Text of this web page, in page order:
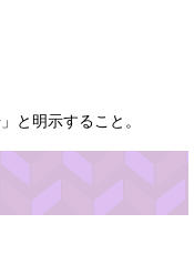
と明示すること。